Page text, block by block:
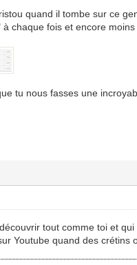
quand il tombe sur ce
chaque fois et encore
tu nous fasses une
tout comme toi et
Youtube quand des